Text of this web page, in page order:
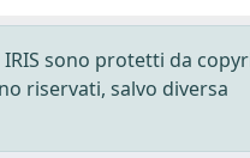
sono protetti da
riservati, salvo diversa